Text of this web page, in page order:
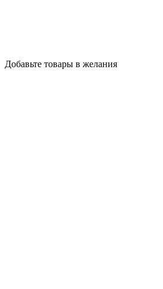
Добавьте товары в желания